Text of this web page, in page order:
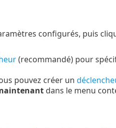
configurés, puis
(recommandé) pour
pouvez créer un
dans le menu